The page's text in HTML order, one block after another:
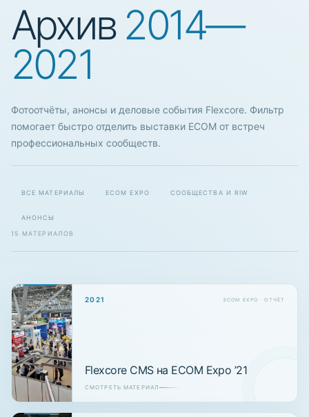
Архив 2014—
2021
Фотоотчёты, анонсы и деловые события Flexcore. Фильтр
помогает быстро отделить выставки ECOM от встреч
профессиональных сообществ.
ВСЕ МАТЕРИАЛЫ ECOM EXPO СООБЩЕСТВА И RIW
АНОНСЫ
15 МАТЕРИАЛОВ
2021 ECOM EXPO · ОТЧЁТ
Flexcore CMS на ECOM Expo ’21
СМОТРЕТЬ МАТЕРИАЛ